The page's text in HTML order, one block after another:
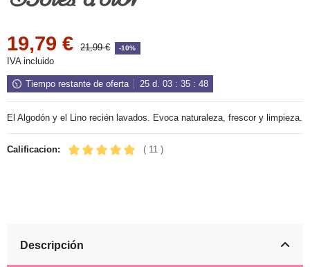
19,79 € 21,99 € -10%
IVA incluido
Tiempo restante de oferta 25d. 03: 35: 48
El Algodón y el Lino recién lavados. Evoca naturaleza, frescor y limpieza.
Calificacion: ( 11 )
Descripción